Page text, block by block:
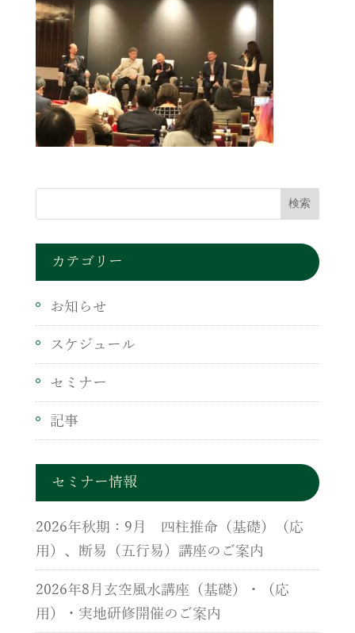
カテゴリー
お知らせ
スケジュール
セミナー
記事
セミナー情報
2026年秋期：9月 四柱推命（基礎）（応
用）、断易（五行易）講座のご案内
2026年8月玄空風水講座（基礎）・（応
用）・実地研修開催のご案内